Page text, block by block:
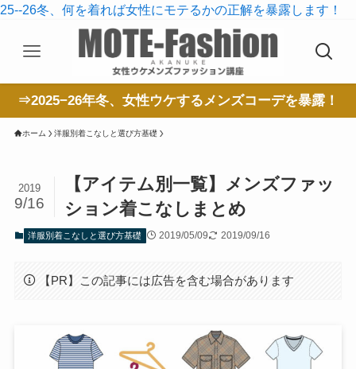
25--26冬、何を着れば女性にモテるかの正解を暴露します！
⇒2025−26年冬、女性ウケするメンズコーデを暴露！
ホーム 洋服別着こなしと選び方基礎
【アイテム別一覧】メンズファッ
ション着こなしまとめ
2019
9/16
洋服別着こなしと選び方基礎 2019/05/09 2019/09/16
【PR】この記事には広告を含む場合があります